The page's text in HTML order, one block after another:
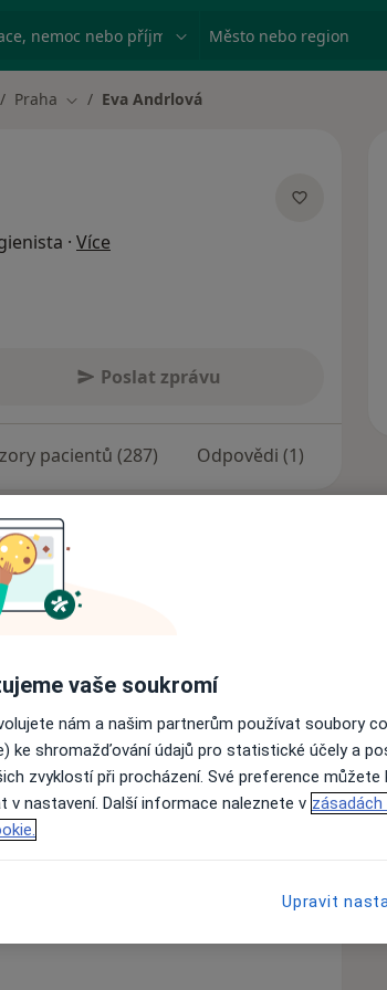
nemoc nebo příjmení Město nebo region
Praha Změna města
Eva Andrlová
· Více
Poslat zprávu
pacientů (287) Odpovědi (1)
spokojeni a s úsměvem na
jen o spoustě krve a bolesti :-)
zuby
vaše soukromí
nám a našim partnerům používat soubory
ke shromažďování údajů pro statistické účely a
zvyklostí při procházení. Své preference
v nastavení. Další informace naleznete v
Upravit